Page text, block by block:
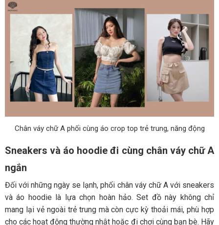
Chân váy chữ A phối cùng áo crop top trẻ trung, năng động
Sneakers và áo hoodie đi cùng chân váy chữ A
ngắn
Đối với những ngày se lạnh, phối chân váy chữ A với sneakers
và áo hoodie là lựa chọn hoàn hảo. Set đồ này không chỉ
mang lại vẻ ngoài trẻ trung mà còn cực kỳ thoải mái, phù hợp
cho các hoạt động thường nhật hoặc đi chơi cùng bạn bè. Hãy